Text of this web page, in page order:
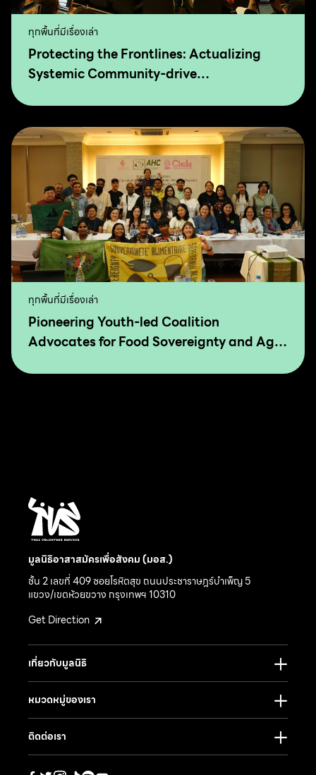
ทุกพื้นที่มีเรื่องเล่า
Protecting the Frontlines: Actualizing
Systemic Community-drive
ทุกพื้นที่มีเรื่องเล่า
Pioneering Youth-led Coalition
Advocates for Food Sovereignty and Agro
มูลนิธิอาสาสมัครเพื่อสังคม (มอส.)
ชั้น 2 เลขที่ 409 ซอยโรหิตสุข ถนนประชาราษฎร์บำเพ็ญ 5
แขวง/เขตห้วยขวาง กรุงเทพฯ 10310
Get Direction
เกี่ยวกับมูลนิธิ
หมวดหมู่ของเรา
ติดต่อเรา